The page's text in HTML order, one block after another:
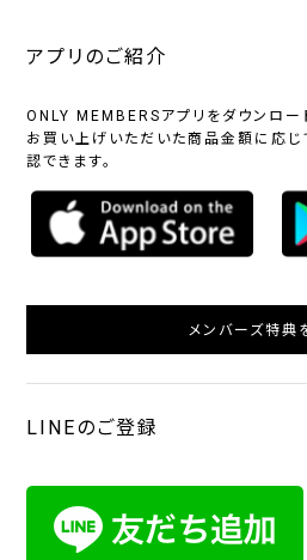
アプリのご紹介
ONLY MEMBERSアプリをダウンロー
お買い上げいただいた商品金額に応じ
認できます。
メンバーズ特典
LINEのご登録